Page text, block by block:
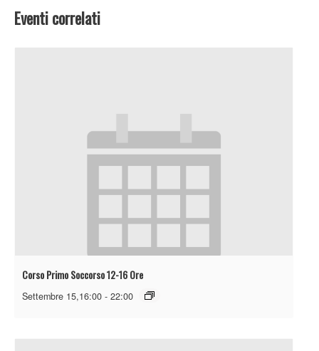
Eventi correlati
Corso Primo Soccorso 12-16 Ore
Settembre 15,16:00 - 22:00